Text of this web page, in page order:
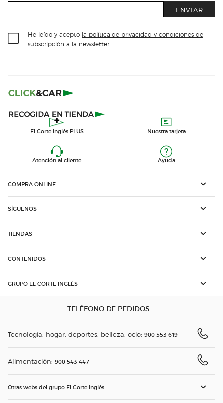
ENVIAR
He leído y acepto la política de privacidad y condiciones de
subscripción a la newsletter
El Corte Inglés PLUS Nuestra tarjeta
Atención al cliente Ayuda
COMPRA ONLINE
SÍGUENOS
TIENDAS
CONTENIDOS
GRUPO EL CORTE INGLÉS
TELÉFONO DE PEDIDOS
Tecnología, hogar, deportes, belleza, ocio: 900 553 619
Alimentación: 900 543 447
Otras webs del grupo El Corte Inglés